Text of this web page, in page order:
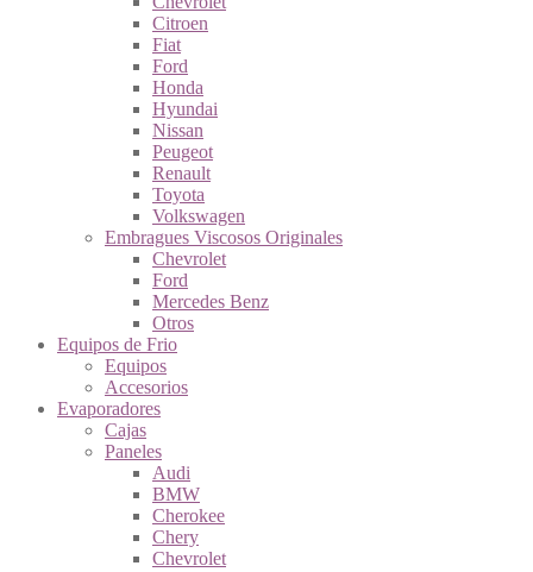
Citroen
Fiat
Ford
Honda
Hyundai
Nissan
Peugeot
Renault
Toyota
Volkswagen
Embragues Viscosos Originales
Chevrolet
Ford
Mercedes Benz
Otros
Equipos de Frio
Equipos
Accesorios
Evaporadores
Cajas
Paneles
Audi
BMW
Cherokee
Chery
Chevrolet